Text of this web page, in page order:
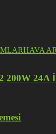
HAVA
24A